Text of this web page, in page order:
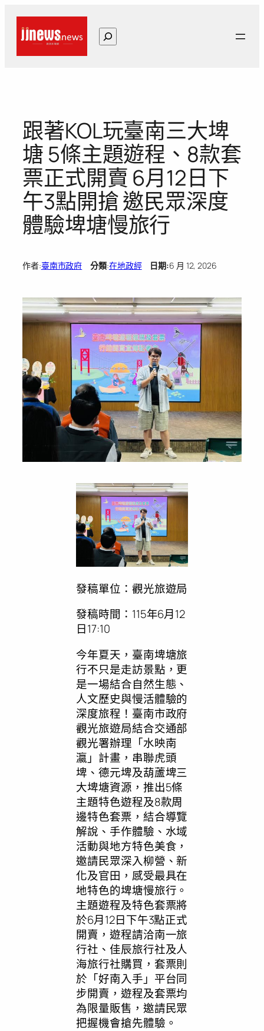
搜
尋
跟著KOL玩臺南三大埤
塘 5條主題遊程、8款套
票正式開賣 6月12日下
午3點開搶 邀民眾深度
體驗埤塘慢旅行
作者:臺南市政府 分類:在地政經日期:6 月 12, 2026
發稿單位：觀光旅遊局
發稿時間：115年6月12
日17:10
今年夏天，臺南埤塘旅
行不只是走訪景點，更
是一場結合自然生態、
人文歷史與慢活體驗的
深度旅程！臺南市政府
觀光旅遊局結合交通部
觀光署辦理「水映南
瀛」計畫，串聯虎頭
埤、德元埤及葫蘆埤三
大埤塘資源，推出5條
主題特色遊程及8款周
邊特色套票，結合導覽
解說、手作體驗、水域
活動與地方特色美食，
邀請民眾深入柳營、新
化及官田，感受最具在
地特色的埤塘慢旅行。
主題遊程及特色套票將
於6月12日下午3點正式
開賣，遊程請洽南一旅
行社、佳辰旅行社及人
海旅行社購買，套票則
於「好南入手」平台同
步開賣，遊程及套票均
為限量販售，邀請民眾
把握機會搶先體驗。